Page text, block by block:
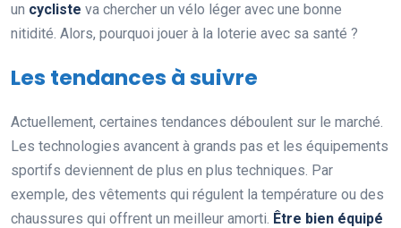
un cycliste va chercher un vélo léger avec une bonne
nitidité. Alors, pourquoi jouer à la loterie avec sa santé ?
Les tendances à suivre
Actuellement, certaines tendances déboulent sur le marché.
Les technologies avancent à grands pas et les équipements
sportifs deviennent de plus en plus techniques. Par
exemple, des vêtements qui régulent la température ou des
chaussures qui offrent un meilleur amorti. Être bien équipé